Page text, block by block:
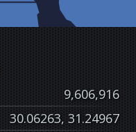
9,606,916
30.06263, 31.24967